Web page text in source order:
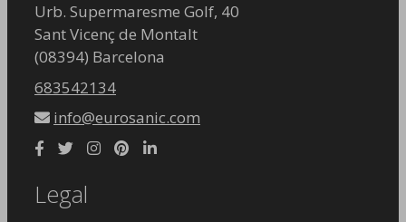
Urb. Supermaresme Golf, 40
Sant Vicenç de Montalt
(08394) Barcelona
683542134
info@eurosanic.com
Legal